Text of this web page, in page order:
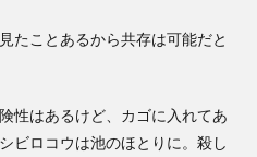
たことあるから共存は可能だと
性はあるけど、カゴに入れてあ
ビロコウは池のほとりに。殺し